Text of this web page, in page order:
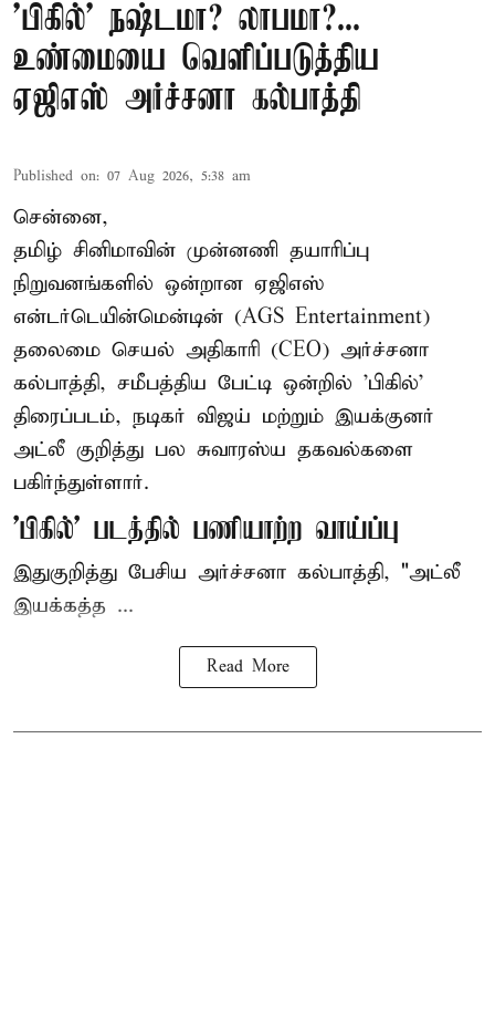
'பிகில்' நஷ்டமா? லாபமா?...
உண்மையை வெளிப்படுத்திய
ஏஜிஎஸ் அர்ச்சனா கல்பாத்தி
Published on: 07 Aug 2026, 5:38 am
சென்னை,
தமிழ் சினிமாவின் முன்னணி தயாரிப்பு
நிறுவனங்களில் ஒன்றான ஏஜிஎஸ்
என்டர்டெயின்மென்டின் (AGS Entertainment)
தலைமை செயல் அதிகாரி (CEO) அர்ச்சனா
கல்பாத்தி, சமீபத்திய பேட்டி ஒன்றில் 'பிகில்'
திரைப்படம், நடிகர் விஜய் மற்றும் இயக்குனர்
அட்லீ குறித்து பல சுவாரஸ்ய தகவல்களை
பகிர்ந்துள்ளார்.
'பிகில்' படத்தில் பணியாற்ற வாய்ப்பு
இதுகுறித்து பேசிய அர்ச்சனா கல்பாத்தி, "அட்லீ
இயக்கத்த ...
Read More